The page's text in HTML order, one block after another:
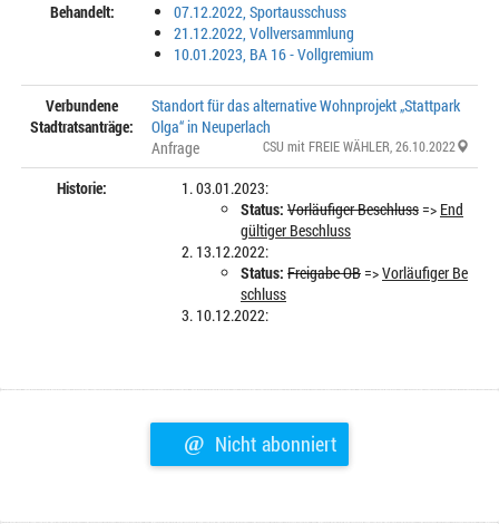
Behandelt:
07.12.2022, Sportausschuss
21.12.2022, Vollversammlung
10.01.2023, BA 16 - Vollgremium
Verbundene
Stadtratsanträge:
Standort für das alternative Wohnprojekt „Stattpark
Olga“ in Neuperlach
Anfrage
CSU mit FREIE WÄHLER , 26.10.2022
Historie:
03.01.2023:
Status: Vorläufiger Beschluss=> End
gültiger Beschluss
13.12.2022:
Status: Freigabe OB=>Vorläufiger Be
schluss
10.12.2022:
@ Nicht abonniert